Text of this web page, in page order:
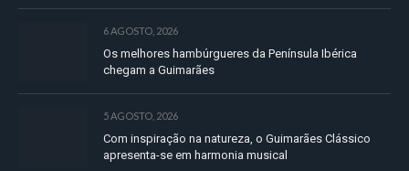
6 AGOSTO, 2026
Os melhores hambúrgueres da Península Ibérica
chegam a Guimarães
5 AGOSTO, 2026
Com inspiração na natureza, o Guimarães Clássico
apresenta-se em harmonia musical